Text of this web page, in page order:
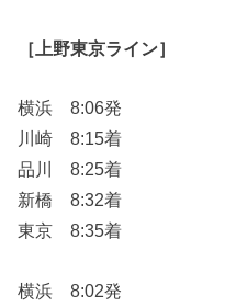
［上野東京ライン］
横浜 8:06発
川崎 8:15着
品川 8:25着
新橋 8:32着
東京 8:35着
横浜 8:02発